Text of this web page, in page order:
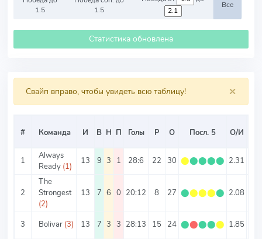
1.5
1.5
Все
Статистика обновлена
×
Свайп вправо, чтобы увидеть всю таблицу!
# Команда И В Н П Голы Р О Посл. 5 О/И
1
Always
Ready (1)
13 9 3 1 28:6 22 30 ⬤⬤⬤⬤⬤ 2.31
2
The
Strongest
(2)
13 7 6 0 20:12 8 27 ⬤⬤⬤⬤⬤ 2.08
3 Bolivar (3) 13 7 3 3 28:13 15 24 ⬤⬤⬤⬤⬤ 1.85